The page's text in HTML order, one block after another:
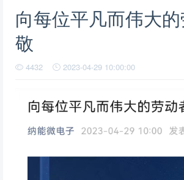
向每位平凡而伟大
敬
4432 2023-04-29 10:00:00